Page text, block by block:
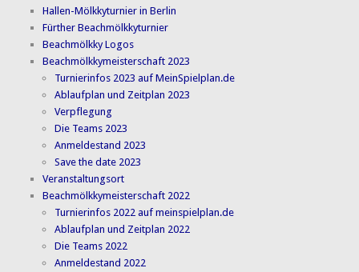
Hallen-Mölkkyturnier in Berlin
Fürther Beachmölkkyturnier
Beachmölkky Logos
Beachmölkkymeisterschaft 2023
Turnierinfos 2023 auf MeinSpielplan.de
Ablaufplan und Zeitplan 2023
Verpflegung
Die Teams 2023
Anmeldestand 2023
Save the date 2023
Veranstaltungsort
Beachmölkkymeisterschaft 2022
Turnierinfos 2022 auf meinspielplan.de
Ablaufplan und Zeitplan 2022
Die Teams 2022
Anmeldestand 2022